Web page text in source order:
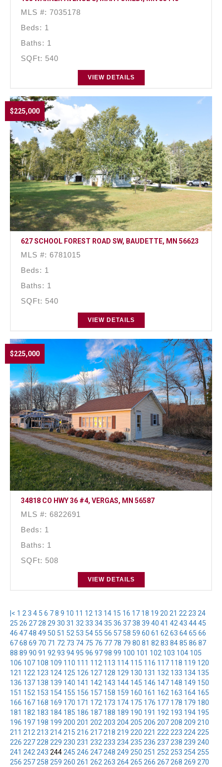
MLS #: 7035178
Beds: 1
Baths: 1
SQFt: 540
VIEW DETAILS
$225,000
627 SCHOOL FOREST ROAD SW, BAUDETTE, MN 56623
MLS #: 6781015
Beds: 1
Baths: 1
SQFt: 540
VIEW DETAILS
$225,000
34818 CO HWY 36 #4, VERGAS, MN 56587
MLS #: 6822691
Beds: 1
Baths: 1
SQFt: 508
VIEW DETAILS
|< 1 2 3 4 5 6 78 9 10 11 12 13 14 15 16 17 18 19 20 21 22 23 24
25 26 27 28 29 30 31 32 33 3435 36 3738 39 40 41 42 43 4445
46 4748 49 50 51 52 53 54 55 56 57 58 59 60 61 62 63 6465 66
6768 69 70 71 72 73 74 75 76 77 78 79 80 81 82 83 8485 86 87
88 89 90 91 92 93 9495 96 9798 99 100 101 102 103 104 105
106 107 108 109 110 111 112 113 114 115 116 117 118 119 120
121 122 123 124 125 126 127 128 129 130 131 132 133 134 135
136 137 138 139 140 141 142 143 144 145 146 147 148 149 150
151 152 153 154 155 156 157 158 159 160 161 162 163 164 165
166 167 168 169 170 171 172 173 174 175 176 177 178 179 180
181 182 183 184 185 186 187 188 189 190 191 192 193 194 195
196 197 198 199 200 201 202 203 204 205 206 207 208 209 210
211 212 213 214 215 216 217 218 219 220 221 222 223 224 225
226 227 228 229 230 231 232 233 234 235 236 237 238 239 240
241 242 243 244 245 246 247 248 249 250 251 252 253 254 255
256 257 258 259 260 261 262 263 264 265 266 267 268 269 270